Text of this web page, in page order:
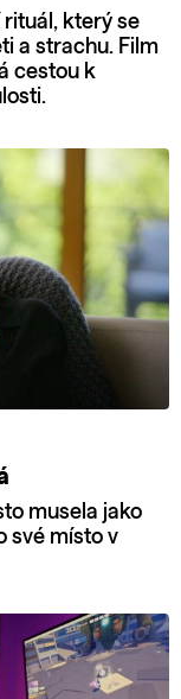
který se
a strachu. Film
cestou k
musela jako
své místo v